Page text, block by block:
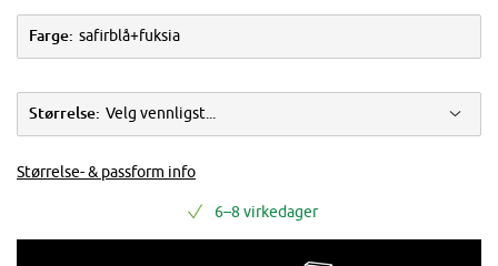
Farge: safirblå+fuksia
Størrelse: Velg vennligst...
Størrelse- & passform info
6–8 virkedager